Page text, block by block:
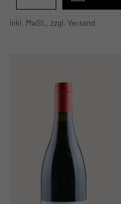
inkl. MwSt., zzgl. Versand